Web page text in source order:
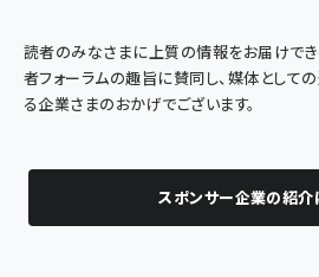
読者のみなさまに上質の情報をお届けでき
者フォーラムの趣旨に賛同し、媒体として
る企業さまのおかげでございます。
スポンサー企業の紹介